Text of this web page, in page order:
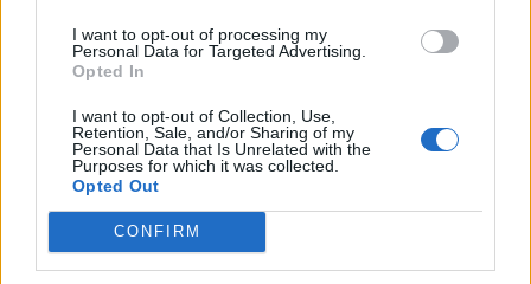
I want to opt-out of processing my
Personal Data for Targeted Advertising.
Opted In
I want to opt-out of Collection, Use,
Retention, Sale, and/or Sharing of my
Personal Data that Is Unrelated with the
Purposes for which it was collected.
Opted Out
CONFIRM